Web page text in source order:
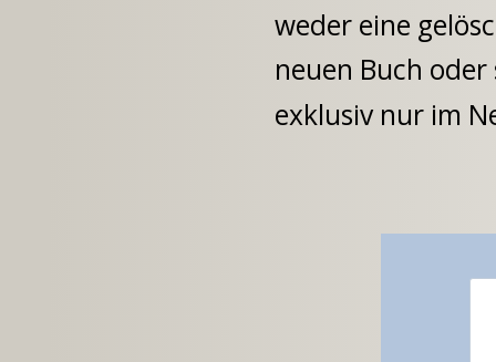
weder eine
neuen Buch
exklusiv nur im